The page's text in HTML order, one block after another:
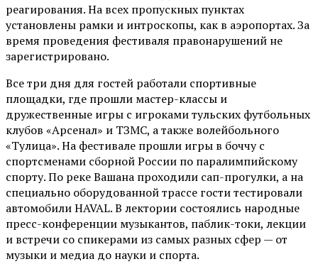
реагирования. На всех пропускных пунктах
установлены рамки и интроскопы, как в аэропортах. За
время проведения фестиваля правонарушений не
зарегистрировано.
Все три дня для гостей работали спортивные
площадки, где прошли мастер-классы и
дружественные игры с игроками тульских футбольных
клубов «Арсенал» и ТЗМС, а также волейбольного
«Тулица». На фестивале прошли игры в боччу с
спортсменами сборной России по паралимпийскому
спорту. По реке Вашана проходили сап-прогулки, а на
специально оборудованной трассе гости тестировали
автомобили HAVAL. В лектории состоялись народные
пресс-конференции музыкантов, паблик-токи, лекции
и встречи со спикерами из самых разных сфер — от
музыки и медиа до науки и спорта.